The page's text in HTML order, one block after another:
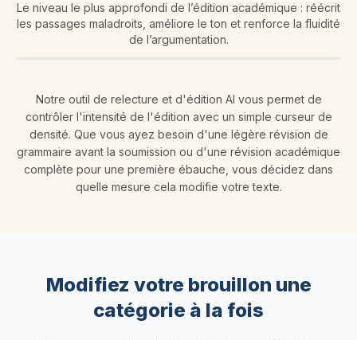
Le niveau le plus approfondi de l’édition académique : réécrit
les passages maladroits, améliore le ton et renforce la fluidité
de l’argumentation.
Notre outil de relecture et d'édition AI vous permet de
contrôler l'intensité de l'édition avec un simple curseur de
densité. Que vous ayez besoin d'une légère révision de
grammaire avant la soumission ou d'une révision académique
complète pour une première ébauche, vous décidez dans
quelle mesure cela modifie votre texte.
Modifiez votre brouillon une
catégorie à la fois